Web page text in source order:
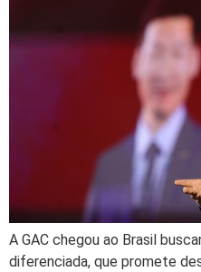
A GAC chegou ao Brasil
diferenciada, que promete